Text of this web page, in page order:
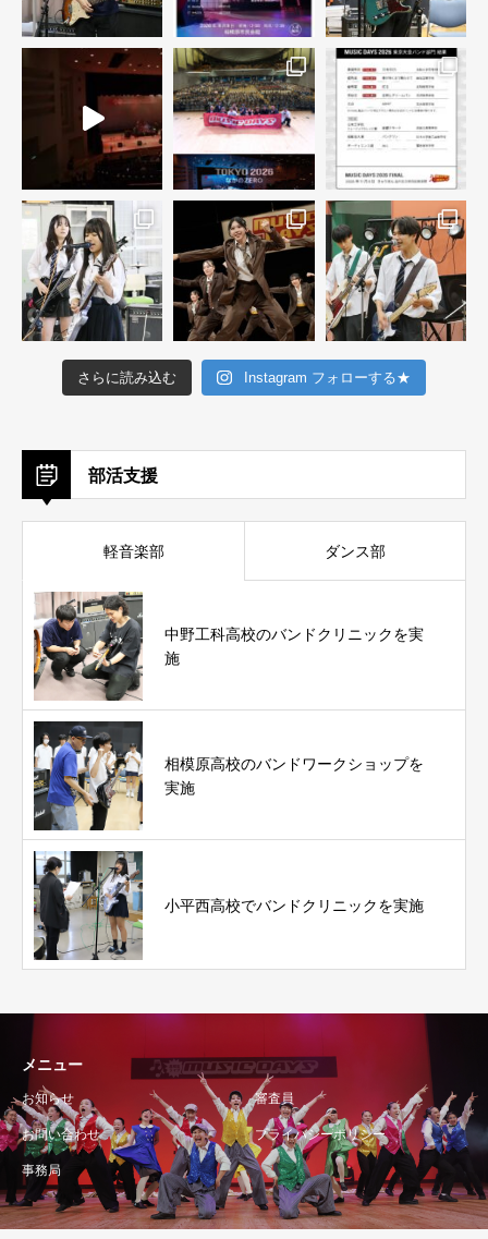
さらに読み込む Instagram フォローする★
部活支援
軽音楽部 ダンス部
中野工科高校のバンドクリニックを実
施
相模原高校のバンドワークショップを
実施
小平西高校でバンドクリニックを実施
メニュー
お知らせ 審査員
お問い合わせ プライバシーポリシー
事務局